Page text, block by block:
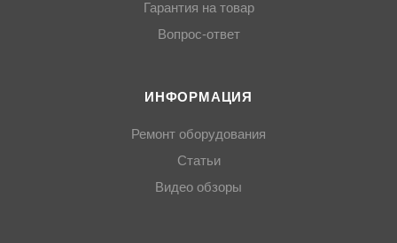
Гарантия на товар
Вопрос-ответ
ИНФОРМАЦИЯ
Ремонт оборудования
Статьи
Видео обзоры